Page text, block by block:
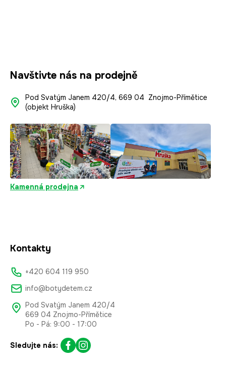
Navštivte nás na prodejně
Pod Svatým Janem 420/4, 669 04 Znojmo-Přímětice
(objekt Hruška)
Kamenná prodejna
Kontakty
+420 604 119 950
info@botydetem.cz
Pod Svatým Janem 420/4
669 04 Znojmo-Přímětice
Po - Pá: 9:00 - 17:00
Sledujte nás: